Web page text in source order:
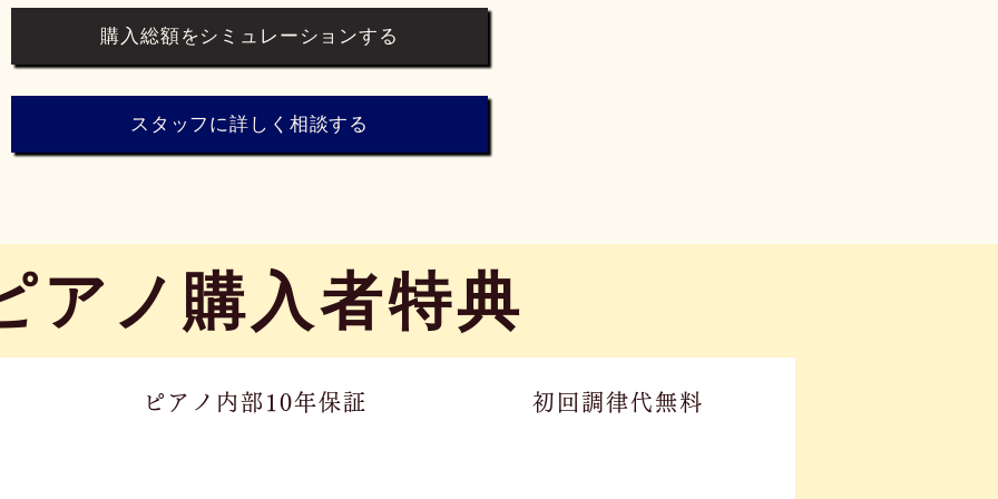
購入総額をシミュレーションする
スタッフに詳しく相談する
アノ購入者特典
ピアノ内部10年保証 初回調律代無料